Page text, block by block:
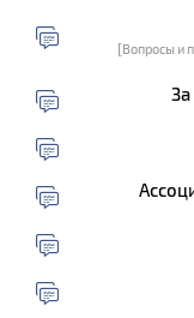
[Вопросы и
За